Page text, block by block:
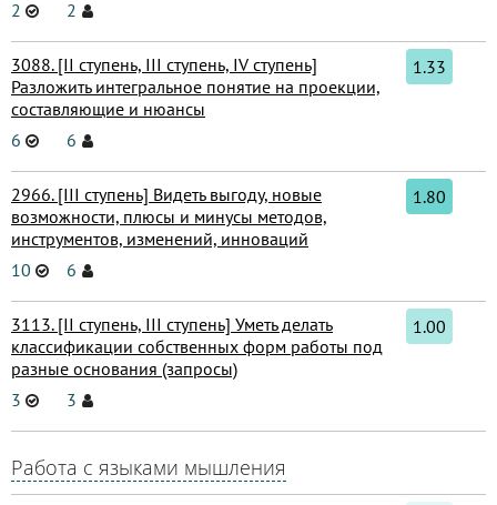
2
2
3088. [II ступень, III ступень, IV ступень]
Разложить интегральное понятие на проекции,
составляющие и нюансы
6
6
1.33
2966. [III ступень] Видеть выгоду, новые
возможности, плюсы и минусы методов,
инструментов, изменений, инноваций
10
6
1.80
3113. [II ступень, III ступень] Уметь делать
классификации собственных форм работы под
разные основания (запросы)
3
3
1.00
Работа с языками мышления